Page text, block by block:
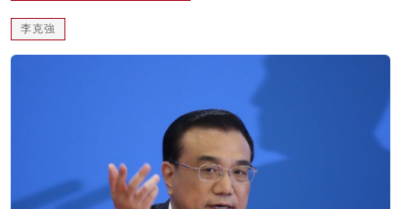
李克強